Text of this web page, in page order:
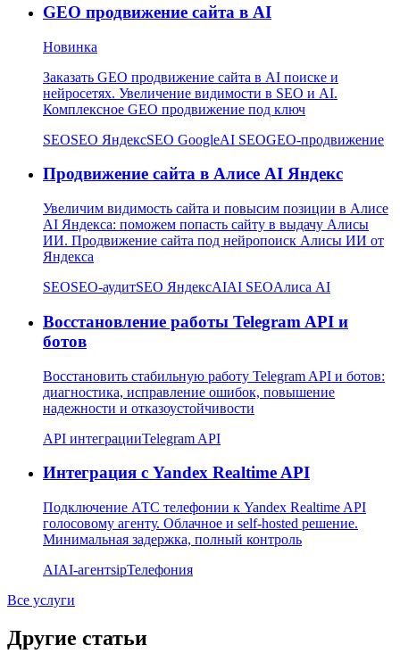
GEO продвижение сайта в AI
Новинка
Заказать GEO продвижение сайта в AI поиске и
нейросетях. Увеличение видимости в SEO и AI.
Комплексное GEO продвижение под ключ
SEOSEO ЯндексSEO GoogleAI SEOGEO-продвижение
Продвижение сайта в Алисе AI Яндекс
Увеличим видимость сайта и повысим позиции в Алисе
AI Яндекса: поможем попасть сайту в выдачу Алисы
ИИ. Продвижение сайта под нейропоиск Алисы ИИ от
Яндекса
SEOSEO-аудитSEO ЯндексAIAI SEOАлиса AI
Восстановление работы Telegram API и
ботов
Восстановить стабильную работу Telegram API и ботов:
диагностика, исправление ошибок, повышение
надежности и отказоустойчивости
API интеграцииTelegram API
Интеграция с Yandex Realtime API
Подключение АТС телефонии к Yandex Realtime API
голосовому агенту. Облачное и self-hosted решение.
Минимальная задержка, полный контроль
AIAI-агентsipТелефония
Все услуги
Другие статьи